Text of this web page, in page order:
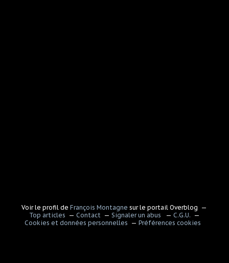
Voir le profil deFrançois Montagne sur le portail Overblog
Top articles
Contact Signaler un abus
C.G.U.
Cookies et données personnelles
Préférences cookies